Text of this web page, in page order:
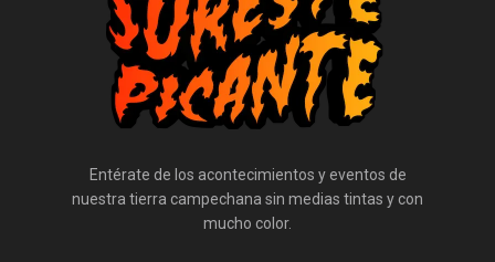
Entérate de los acontecimientos y eventos de
nuestra tierra campechana sin medias tintas y con
mucho color.